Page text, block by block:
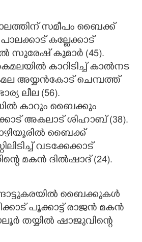
സമീപം ബൈക്ക്
കല്ലേക്കാട്
സുരേഷ് കുമാർ (45).
കാറിടിച്ച് കാൽനട
അയ്യൻകോട് ചെമ്പത്ത്
ലീല (56).
കാറും ബൈക്കും
അകലാട് ശിഹാബ് (38).
ബൈക്ക്
വടക്കേക്കാട്
മകൻ ദിൽഷാദ് (24).
ബൈക്കുകൾ
പൂക്കാട്ട് രാജൻ മകൻ
തയ്യിൽ ഷാജുവിന്റെ